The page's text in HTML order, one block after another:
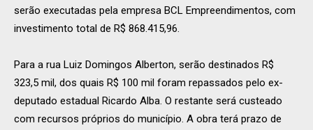
serão executadas pela empresa BCL Empreendimentos, com
investimento total de R$ 868.415,96.
Para a rua Luiz Domingos Alberton, serão destinados R$
323,5 mil, dos quais R$ 100 mil foram repassados pelo ex-
deputado estadual Ricardo Alba. O restante será custeado
com recursos próprios do município. A obra terá prazo de